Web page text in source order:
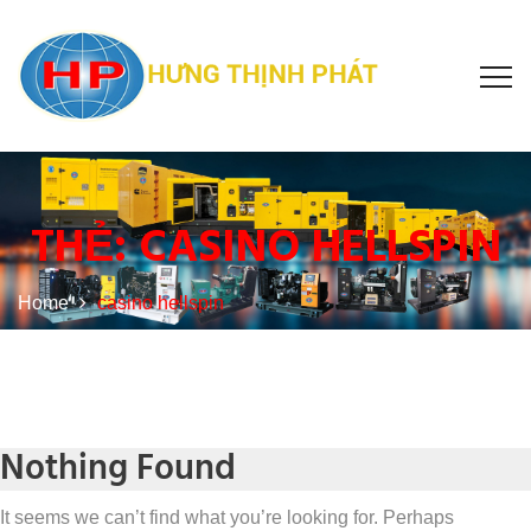
THẺ:CASINO HELLSPIN
Home casino hellspin
Nothing Found
It seems we can’t find what you’re looking for. Perhaps